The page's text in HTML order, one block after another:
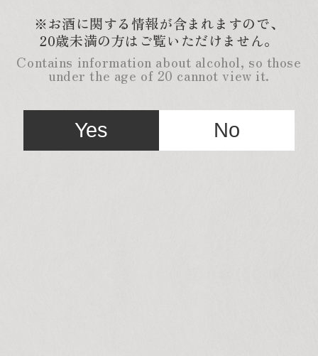
※お酒に関する情報が含まれますので、
20歳未満の方はご覧いただけません。
Contains information about alcohol, so those
under the age of 20 cannot view it.
Yes No